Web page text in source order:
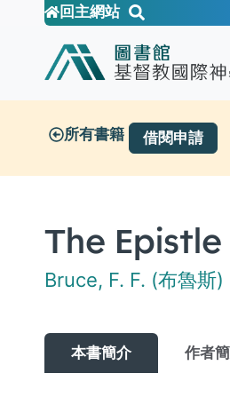
回主網站
所有書籍 借閱申請
The
Bruce, F. F. (布魯斯)
本書簡介 作者